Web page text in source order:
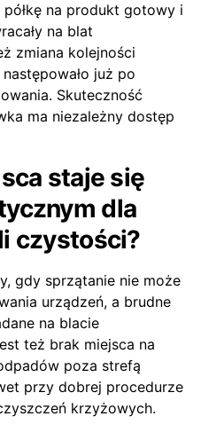
na produkt gotowy i
na blat
zmiana kolejności
już po
Skuteczność
ma niezależny dostęp
staje się
dla
czystości?
gdy sprzątanie nie może
urządzeń, a brudne
na blacie
też brak miejsca na
poza strefą
przy dobrej procedurze
krzyżowych.